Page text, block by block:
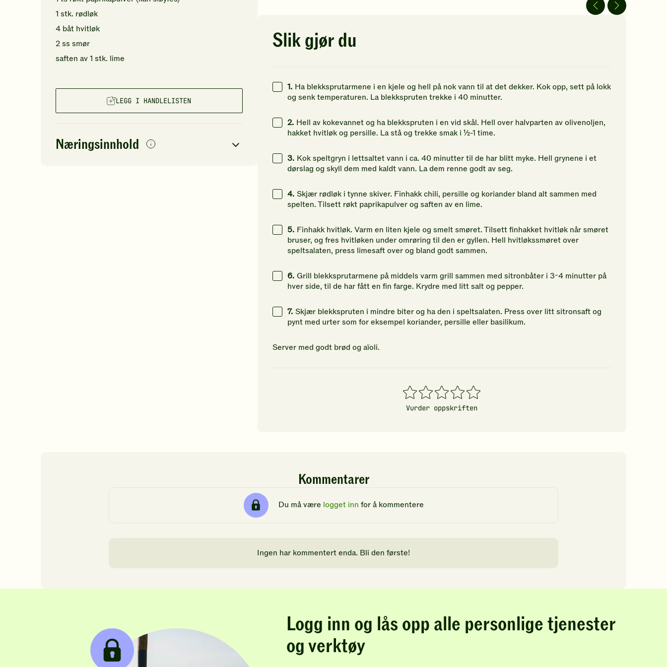
1 stk. rødløk
4 båt hvitløk
2ss smør
saften av1 stk. lime
LEGG I HANDLELISTEN
Næringsinnhold
Klikk
vurdering.
for
vurdering.
vurdering.
vurdering.
5
vurdering.
Slik gjør du
1. Ha blekksprutarmene i en kjele og hell på nok vann til at det dekker. Kok opp, sett på lokk
og senk temperaturen. La blekkspruten trekke i 40 minutter.
2. Hell av kokevannet og ha blekkspruten i en vid skål. Hell over halvparten av olivenoljen,
hakket hvitløk og persille. La stå og trekke smak i ½-1 time.
3. Kok speltgryn i lettsaltet vann i ca. 40 minutter til de har blitt myke. Hell grynene i et
dørslag og skyll dem med kaldt vann. La dem renne godt av seg.
4. Skjær rødløk i tynne skiver. Finhakk chili, persille og koriander bland alt sammen med
spelten. Tilsett røkt paprikapulver og saften av en lime.
5. Finhakk hvitløk. Varm en liten kjele og smelt smøret. Tilsett finhakket hvitløk når smøret
bruser, og fres hvitløken under omrøring til den er gyllen. Hell hvitløkssmøret over
speltsalaten, press limesaft over og bland godt sammen.
6. Grill blekksprutarmene på middels varm grill sammen med sitronbåter i 3-4 minutter på
hver side, til de har fått en fin farge. Krydre med litt salt og pepper.
7. Skjær blekkspruten i mindre biter og ha den i speltsalaten. Press over litt sitronsaft og
pynt med urter som for eksempel koriander, persille eller basilikum.
Server med godt brød og aïoli.
1
stjerner
2
stjerner
3
stjerner
4
stjerner
5
stjerner
Vurder oppskriften
Kommentarer
Du må være logget inn for å kommentere
Ingen har kommentert enda. Bli den første!
Logg inn og lås opp alle personlige tjenester
og verktøy